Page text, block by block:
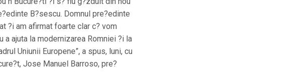
B?sescu. Domnul pre?edinte
?i am afirmat foarte clar c? vom
a ajuta la modernizarea Romniei ?i la
Uniunii Europene”, a spus, luni, cu
Jose Manuel Barroso, pre?